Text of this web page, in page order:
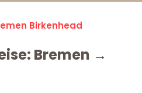
Birkenhead
Bremen →